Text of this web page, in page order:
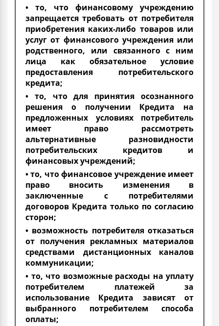
• то, что финансовому учреждению
запрещается требовать от потребителя
приобретения каких-либо товаров или
услуг от финансового учреждения или
родственного, или связанного с ним
лица как обязательное условие
предоставления потребительского
кредита;
• то, что для принятия осознанного
решения о получении Кредита на
предложенных условиях потребитель
имеет право рассмотреть
альтернативные разновидности
потребительских кредитов и
финансовых учреждений;
• то, что финансовое учреждение имеет
право вносить изменения в
заключенные с потребителями
договоров Кредита только по согласию
сторон;
• возможность потребителя отказаться
от получения рекламных материалов
средствами дистанционных каналов
коммуникации;
• то, что возможные расходы на уплату
потребителем платежей за
использование Кредита зависят от
выбранного потребителем способа
оплаты;